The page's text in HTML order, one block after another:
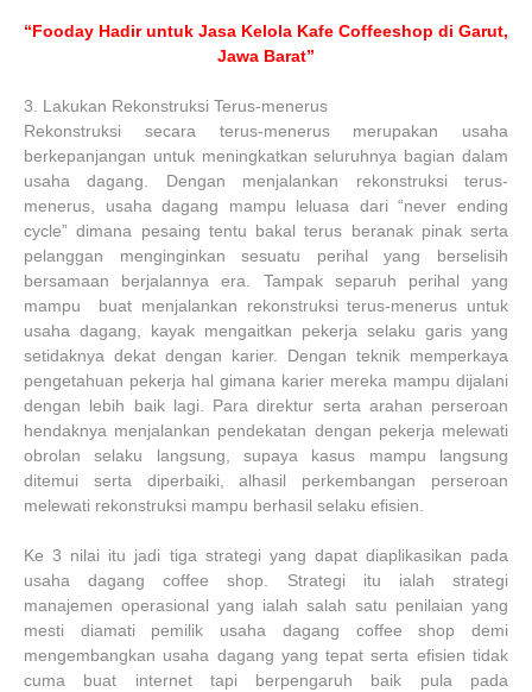
“Fooday Hadir untuk Jasa Kelola Kafe Coffeeshop di Garut,
Jawa Barat”
3. Lakukan Rekonstruksi Terus-menerus
Rekonstruksi secara terus-menerus merupakan usaha
berkepanjangan untuk meningkatkan seluruhnya bagian dalam
usaha dagang. Dengan menjalankan rekonstruksi terus-
menerus, usaha dagang mampu leluasa dari “never ending
cycle” dimana pesaing tentu bakal terus beranak pinak serta
pelanggan menginginkan sesuatu perihal yang berselisih
bersamaan berjalannya era. Tampak separuh perihal yang
mampu buat menjalankan rekonstruksi terus-menerus untuk
usaha dagang, kayak mengaitkan pekerja selaku garis yang
setidaknya dekat dengan karier. Dengan teknik memperkaya
pengetahuan pekerja hal gimana karier mereka mampu dijalani
dengan lebih baik lagi. Para direktur serta arahan perseroan
hendaknya menjalankan pendekatan dengan pekerja melewati
obrolan selaku langsung, supaya kasus mampu langsung
ditemui serta diperbaiki, alhasil perkembangan perseroan
melewati rekonstruksi mampu berhasil selaku efisien.
Ke 3 nilai itu jadi tiga strategi yang dapat diaplikasikan pada
usaha dagang coffee shop. Strategi itu ialah strategi
manajemen operasional yang ialah salah satu penilaian yang
mesti diamati pemilik usaha dagang coffee shop demi
mengembangkan usaha dagang yang tepat serta efisien tidak
cuma buat internet tapi berpengaruh baik pula pada